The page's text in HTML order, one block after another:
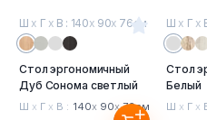
Ш х Г х В : 140х 90х 76см
Стол эргономичный
Дуб Сонома светлый
Ш х Г х В : 140х 90х76см
Ш х Г х
Стол
Белый
Ш х Г х